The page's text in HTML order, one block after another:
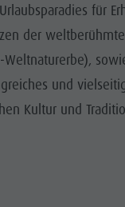
für
der
Weltnaturerbe),
und
Kultur und